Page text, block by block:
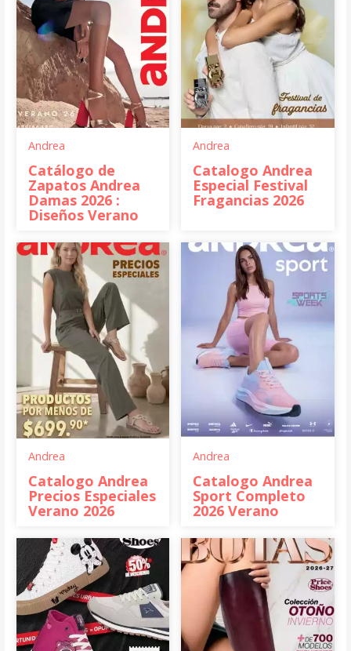
Andrea
Catálogo de
Zapatos Andrea
Damas 2026 :
Diseños Verano
Andrea
Catalogo Andrea
Especial Festival
Fragancias 2026
Andrea
Catalogo Andrea
Precios Especiales
Verano 2026
Andrea
Catalogo Andrea
Sport Completo
2026 Verano